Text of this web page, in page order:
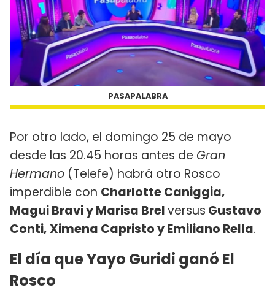
PASAPALABRA
Por otro lado, el domingo 25 de mayo
desde las 20.45 horas antes de Gran
Hermano (Telefe) habrá otro Rosco
imperdible con Charlotte Caniggia,
Magui Bravi y Marisa Brelversus Gustavo
Conti, Ximena Capristo y Emiliano Rella.
El día que Yayo Guridi ganó El
Rosco